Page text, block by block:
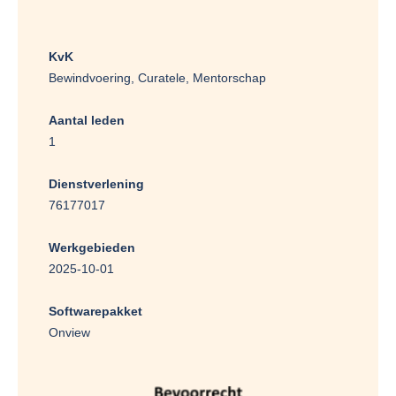
KvK
Bewindvoering, Curatele, Mentorschap
Aantal leden
1
Dienstverlening
76177017
Werkgebieden
2025-10-01
Softwarepakket
Onview